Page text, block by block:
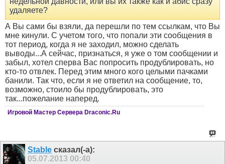
удаляете?
А Вы сами бы взяли, да перешли по тем ссылкам, что Вы
мне кинули. С учетом того, что попали эти сообщения в
тот период, когда я не заходил, можно сделать
выводы...А сейчас, признаться, я уже о том сообщении и
забыл, хотел сперва Вас попросить продублировать, но
кто-то отвлек. Перед этим много кого целыми пачками
банили. Так что, если я не ответил на сообщение, то,
возможно, стоило бы продублировать, это
так...пожелание наперед.
Игровой Мастер Сервера Draconic.Ru
Stable сказал(-а):
05.07.2013 00:40